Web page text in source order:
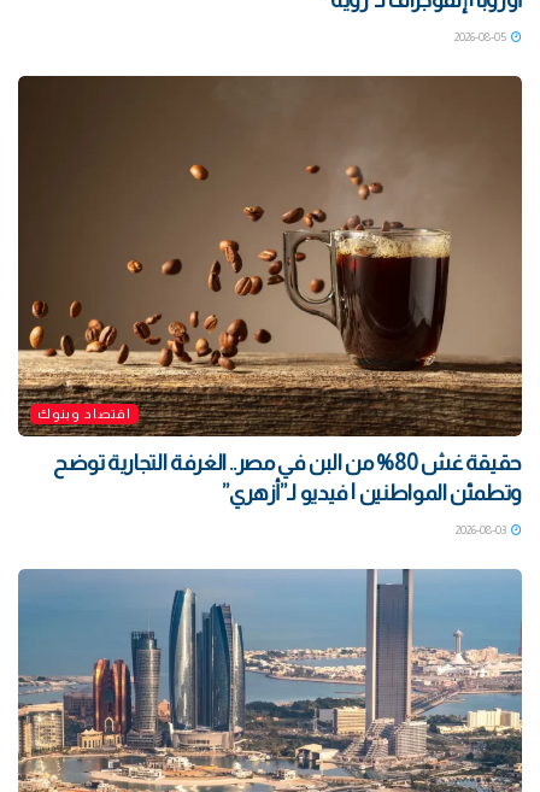
اقتصاد وبنوك
حقيقة غش 80% من البن في مصر.. الغرفة التجارية توضح
وتطمئن المواطنين | فيديو لـ”أزهري”